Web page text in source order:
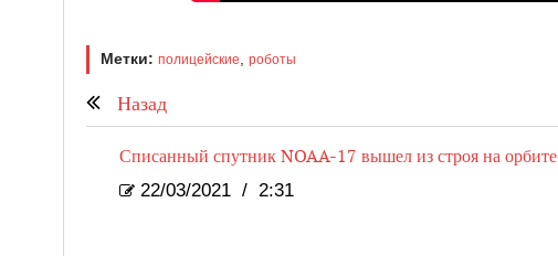
Метки: полицейские, роботы
Назад
Списанный спутник NOAA-17 вышел из строя на орбите
22/03/2021 / 2:31